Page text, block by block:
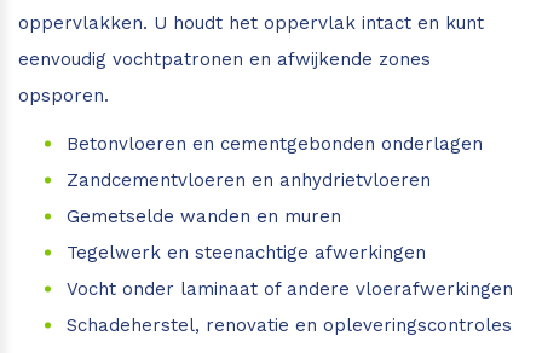
oppervlakken. U houdt het oppervlak intact en kunt
eenvoudig vochtpatronen en afwijkende zones
opsporen.
Betonvloeren en cementgebonden onderlagen
Zandcementvloeren en anhydrietvloeren
Gemetselde wanden en muren
Tegelwerk en steenachtige afwerkingen
Vocht onder laminaat of andere vloerafwerkingen
Schadeherstel, renovatie en opleveringscontroles